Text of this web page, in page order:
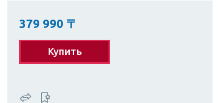
379 990 〒
Купить